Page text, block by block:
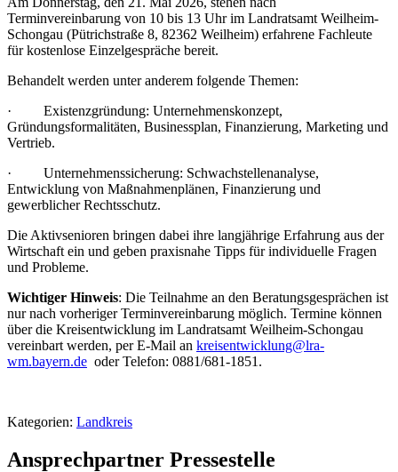
Terminvereinbarung von 10 bis 13 Uhr im Landratsamt Weilheim-
Schongau (Pütrichstraße 8, 82362 Weilheim) erfahrene Fachleute
für kostenlose Einzelgespräche bereit.
Behandelt werden unter anderem folgende Themen:
· Existenzgründung: Unternehmenskonzept,
Gründungsformalitäten, Businessplan, Finanzierung, Marketing und
Vertrieb.
· Unternehmenssicherung: Schwachstellenanalyse,
Entwicklung von Maßnahmenplänen, Finanzierung und
gewerblicher Rechtsschutz.
Die Aktivsenioren bringen dabei ihre langjährige Erfahrung aus der
Wirtschaft ein und geben praxisnahe Tipps für individuelle Fragen
und Probleme.
Wichtiger Hinweis: Die Teilnahme an den Beratungsgesprächen ist
nur nach vorheriger Terminvereinbarung möglich. Termine können
über die Kreisentwicklung im Landratsamt Weilheim-Schongau
vereinbart werden, per E-Mail an kreisentwicklung@lra-
wm.bayern.de oder Telefon: 0881/681-1851.
Kategorien: Landkreis
Ansprechpartner Pressestelle